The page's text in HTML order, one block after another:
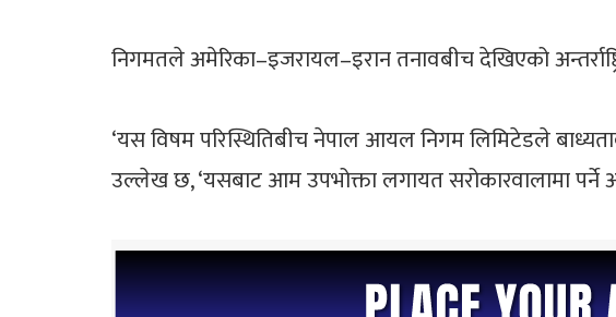
निगमतले अमेरिका–इजरायल–इरान तनावबीच देखिएको
‘यस विषम परिस्थितिबीच नेपाल आयल निगम लिमिटेडले
उल्लेख छ, ‘यसबाट आम उपभोक्ता लगायत सरोकारवालामा